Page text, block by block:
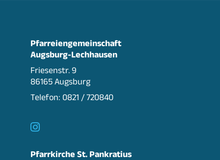
Pfarreiengemeinschaft
Augsburg-Lechhausen
Friesenstr. 9
86165 Augsburg
Telefon: 0821 / 720840

Pfarrkirche St. Pankratius